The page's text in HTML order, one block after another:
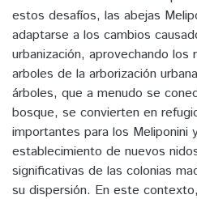
estos desafíos, las abejas
adaptarse a los cambios
urbanización, aprovechando los
arboles de la arborización
árboles, que a menudo se
bosque, se convierten en
importantes para los Meliponini
establecimiento de nuevos
significativas de las colonias
su dispersión. En este